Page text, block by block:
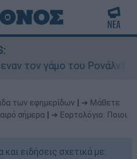
του Ρονάλντο στη Μαδέρα
των εφημερίδων
➔ Μάθετε
σήμερα
➔ Εορτολόγιο: Ποιοι
και ειδήσεις σχετικά με: